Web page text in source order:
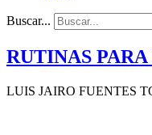
Buscar...
RUTINAS
LUIS JAIRO FUENTES